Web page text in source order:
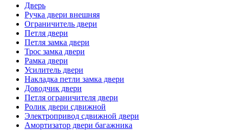
Дверь
Ручка двери внешняя
Ограничитель двери
Петля двери
Петля замка двери
Трос замка двери
Рамка двери
Усилитель двери
Накладка петли замка двери
Доводчик двери
Петля ограничителя двери
Ролик двери сдвижной
Электропривод сдвижной двери
Амортизатор двери багажника